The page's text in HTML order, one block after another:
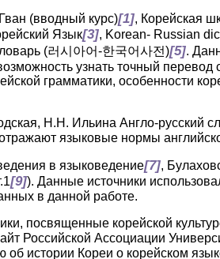
(вводный курс)[1], Корейская
Язык[3], Korean- Russian
(러시아어-한국어사전)[5].
узнать точный перевод
грамматики, особенности
Н.Н. Ильина Англо-русский
языковые нормы
в языковедение[7],
[9]). Данные источники
в данной работе.
посвященные корейской
Российской Ассоциации
истории Кореи о корейском